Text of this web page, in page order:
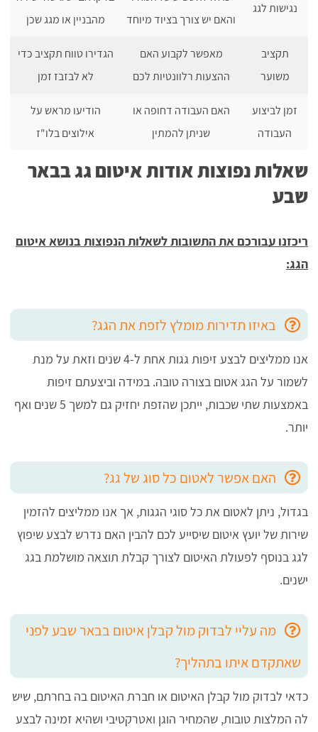
נגישות לגג
והאם יש צורך בציוד מיוחד
מהבניין או מגג שכן
תקציב
משוער
מאפשר לקבוע האם
ההצעות רלוונטיות לכם
הגדירו טווח תקציב כדי
לא לבזבז זמן
זמן לביצוע
העבודה
האם העבודה דחופה או
שניתן להמתין
הודיעו מראש על
אילוצים בלו"ז
שאלות נפוצות אודות איטום גג בבאר
שבע
ריכזנו עבורכם את התשובות לשאלות הנפוצות בנושא איטום
הגג:
באיזו תדירות מומלץ לזפת את הגג?
אנו ממליצים לבצע זיפות גגות אחת ל-4 שנים וזאת על מנת
לשמור על הגג אטום בצורה טובה. במידה וביצעתם זיפות
באמצעות שתי שכבות, ייתכן שהזפת יחזיק גם למשך 5 שנים ואף
יותר.
האם אפשר לאטום כל סוג של גג?
בגדול, ניתן לאטום את כל סוגי הגגות, אך אנו ממליצים להזמין
שירות של יועץ איטום שיסייע לכם להבין האם נדרש לבצע שיפוץ
לגג בנוסף לפעולת האיטום לצורך קבלת תוצאה מושלמת בגג
ישנים.
מה עליי לבדוק מול קבלן איטום בבאר שבע לפני
שאתקדם איתו בתהליך?
כדאי לבדוק מול קבלן האיטום או חברת האיטום בה בחרתם, שיש
לה המלצות טובות, שהמחיר הוגן ואטרקטיבי ושהיא זמינה לבצע